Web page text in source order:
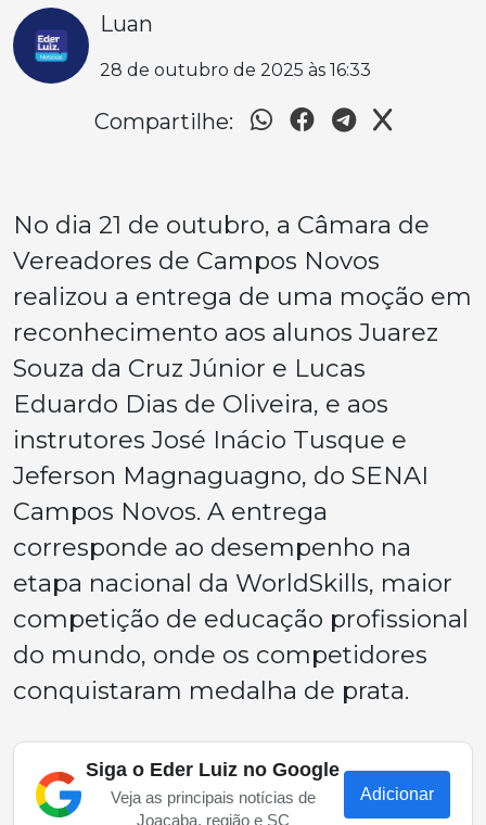
Luan
28 de outubro de 2025 às 16:33
Compartilhe:
No dia 21 de outubro, a Câmara de
Vereadores de Campos Novos
realizou a entrega de uma moção em
reconhecimento aos alunos Juarez
Souza da Cruz Júnior e Lucas
Eduardo Dias de Oliveira, e aos
instrutores José Inácio Tusque e
Jeferson Magnaguagno, do SENAI
Campos Novos. A entrega
corresponde ao desempenho na
etapa nacional da WorldSkills, maior
competição de educação profissional
do mundo, onde os competidores
conquistaram medalha de prata.
Siga o Eder Luiz no Google
Veja as principais notícias de
Joaçaba, região e SC
Adicionar